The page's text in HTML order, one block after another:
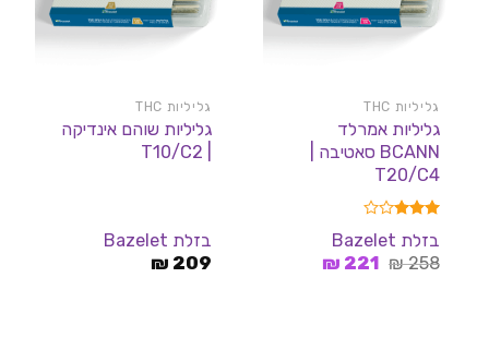
גליליות THC
גליליות אמרלד
BCANN סאטיבה |
T20/C4
דורג
3.00
מתוך 5
בזלת Bazelet
258
₪ המחיר
221
₪המחיר
גליליות THC
גליליות שוהם אינדיקה
בזלת Bazelet
209
₪